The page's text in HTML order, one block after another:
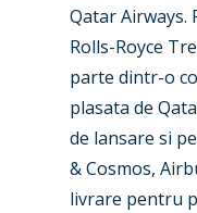
Qatar Airways.
Rolls-Royce
parte dintr-o
plasata de
de lansare si
& Cosmos,
livrare pentru